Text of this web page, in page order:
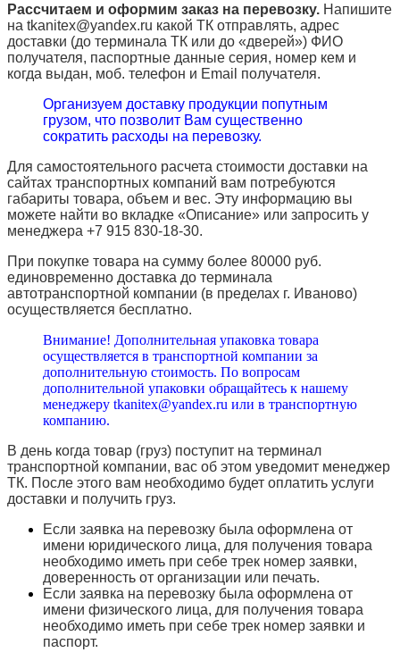
Рассчитаем и оформим заказ на перевозку. Напишите
на tkanitex@yandex.ru какой ТК отправлять, адрес
доставки (до терминала ТК или до «дверей») ФИО
получателя, паспортные данные серия, номер кем и
когда выдан, моб. телефон и Email получателя.
Организуем доставку продукции попутным
грузом, что позволит Вам существенно
сократить расходы на перевозку.
Для самостоятельного расчета стоимости доставки на
сайтах транспортных компаний вам потребуются
габариты товара, объем и вес. Эту информацию вы
можете найти во вкладке «Описание» или запросить у
менеджера +7 915 830-18-30.
При покупке товара на сумму более 80000 руб.
единовременно доставка до терминала
автотранспортной компании (в пределах г. Иваново)
осуществляется бесплатно.
Внимание! Дополнительная упаковка товара
осуществляется в транспортной компании за
дополнительную стоимость. По вопросам
дополнительной упаковки обращайтесь к нашему
менеджеру tkanitex@yandex.ru или в транспортную
компанию.
В день когда товар (груз) поступит на терминал
транспортной компании, вас об этом уведомит менеджер
ТК. После этого вам необходимо будет оплатить услуги
доставки и получить груз.
Если заявка на перевозку была оформлена от
имени юридического лица, для получения товара
необходимо иметь при себе трек номер заявки,
доверенность от организации или печать.
Если заявка на перевозку была оформлена от
имени физического лица, для получения товара
необходимо иметь при себе трек номер заявки и
паспорт.